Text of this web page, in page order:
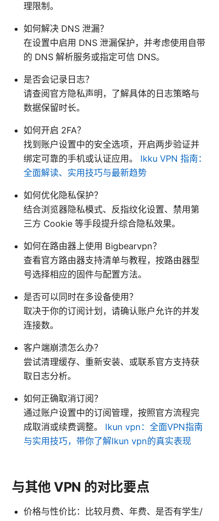
理限制。
如何解决 DNS 泄漏？
在设置中启用 DNS 泄漏保护，并考虑使用自带
的 DNS 解析服务或指定可信 DNS。
是否会记录日志？
请查阅官方隐私声明，了解具体的日志策略与
数据保留时长。
如何开启 2FA？
找到账户设置中的安全选项，开启两步验证并
绑定可靠的手机或认证应用。 Ikku VPN 指南：
全面解读、实用技巧与最新趋势
如何优化隐私保护？
结合浏览器隐私模式、反指纹化设置、禁用第
三方 Cookie 等手段提升综合隐私效果。
如何在路由器上使用 Bigbearvpn？
查看官方路由器支持清单与教程，按路由器型
号选择相应的固件与配置方法。
是否可以同时在多设备使用？
取决于你的订阅计划，请确认账户允许的并发
连接数。
客户端崩溃怎么办？
尝试清理缓存、重新安装、或联系官方支持获
取日志分析。
如何正确取消订阅？
通过账户设置中的订阅管理，按照官方流程完
成取消或续费调整。 Ikun vpn：全面VPN指南
与实用技巧，带你了解Ikun vpn的真实表现
与其他 VPN 的对比要点
价格与性价比：比较月费、年费、是否有学生/